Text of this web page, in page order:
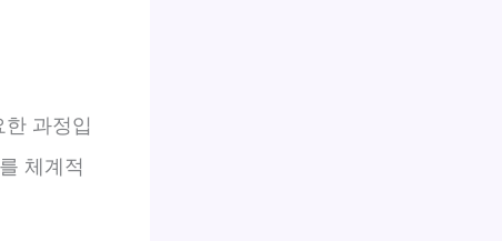
과정입
를 체계적